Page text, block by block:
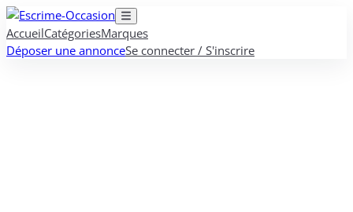
AccueilCatégoriesMarques
Déposer une annonceSe connecter / S'inscrire